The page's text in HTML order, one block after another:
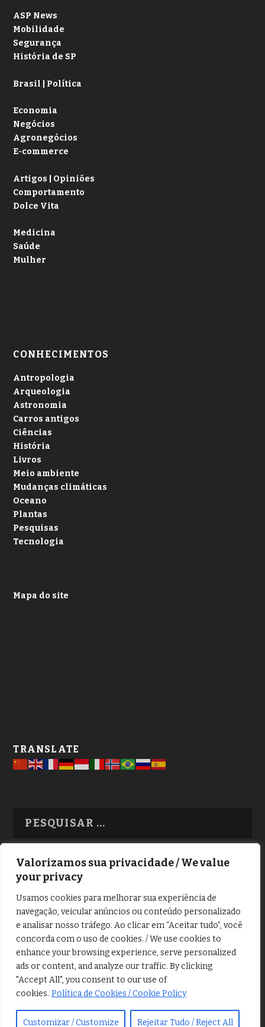
Valorizamos sua privacidade / We value
your privacy
Usamos cookies para melhorar sua experiência de
navegação, veicular anúncios ou conteúdo personalizado
e analisar nosso tráfego. Ao clicar em “Aceitar tudo”, você
concorda com o uso de cookies. / We use cookies to
enhance your browsing experience, serve personalized
ads or content, and analyze our traffic. By clicking
"Accept All", you consent to our use of
cookies. Política de Cookies / Cookie Policy
Customizar / Customize Rejeitar Tudo / Reject All
ASP News
Mobilidade
Segurança
História de SP
Brasil | Política
Economia
Negócios
Agronegócios
E-commerce
Artigos | Opiniões
Comportamento
Dolce Vita
Medicina
Saúde
Mulher
CONHECIMENTOS
Antropologia
Arqueologia
Astronomia
Carros antigos
Ciências
História
Livros
Meio ambiente
Mudanças climáticas
Oceano
Plantas
Pesquisas
Tecnologia
Mapa do site
TRANSLATE
TODAS OS ASSUNTOS
Copyright © Alô Tatuapé 2013 / 2026
Desenvolvido por ALOSP MKT DIGITAL